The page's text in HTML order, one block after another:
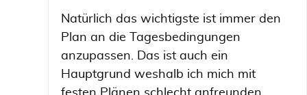
Natürlich das wichtigste ist immer den
Plan an die Tagesbedingungen
anzupassen. Das ist auch ein
Hauptgrund weshalb ich mich mit